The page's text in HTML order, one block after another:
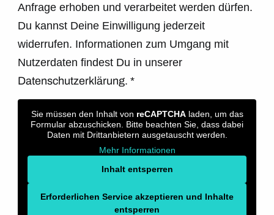
Anfrage erhoben und verarbeitet werden dürfen.
Du kannst Deine Einwilligung jederzeit
widerrufen. Informationen zum Umgang mit
Nutzerdaten findest Du in unserer
Datenschutzerklärung.*
Sie müssen den Inhalt von reCAPTCHAladen, um das
Formular abzuschicken. Bitte beachten Sie, dass dabei
Daten mit Drittanbietern ausgetauscht werden.
Mehr Informationen
Inhalt entsperren
Erforderlichen Service akzeptieren und Inhalte
entsperren